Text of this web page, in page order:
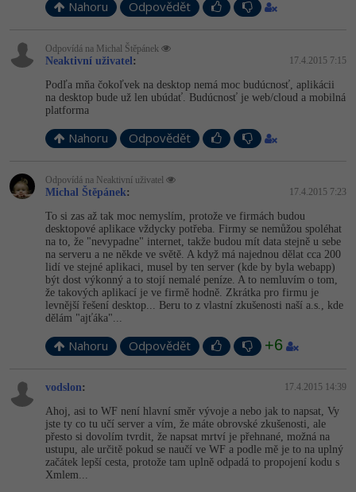
-80%
Google Dokumenty
Time management
Windows
Linux
Sítě
Kybernetická bezpečnost
Elektronický podpis
Fórum
Video
Ostatní
Fórum
Nahoru Odpovědět
Odpovídá na Michal Štěpánek
Neaktivní uživatel: 17.4.2015 7:15
Podľa mňa čokoľvek na desktop nemá moc budúcnosť, aplikácii
na desktop bude už len ubúdať. Budúcnosť je web/cloud a mobilná
platforma
Nahoru Odpovědět
Odpovídá na Neaktivní uživatel
Michal Štěpánek: 17.4.2015 7:23
To si zas až tak moc nemyslím, protože ve firmách budou
desktopové aplikace vždycky potřeba. Firmy se nemůžou spoléhat
na to, že "nevypadne" internet, takže budou mít data stejně u sebe
na serveru a ne někde ve světě. A když má najednou dělat cca 200
lidí ve stejné aplikaci, musel by ten server (kde by byla webapp)
být dost výkonný a to stojí nemalé peníze. A to nemluvím o tom,
že takových aplikací je ve firmě hodně. Zkrátka pro firmu je
levnější řešení desktop... Beru to z vlastní zkušenosti naší a.s., kde
dělám "ajťáka"...
Nahoru Odpovědět +6
vodslon: 17.4.2015 14:39
Ahoj, asi to WF není hlavní směr vývoje a nebo jak to napsat, Vy
jste ty co tu učí server a vím, že máte obrovské zkušenosti, ale
přesto si dovolím tvrdit, že napsat mrtví je přehnané, možná na
ustupu, ale určitě pokud se naučí ve WF a podle mě je to na uplný
začátek lepší cesta, protože tam uplně odpadá to propojení kodu s
Xmlem...